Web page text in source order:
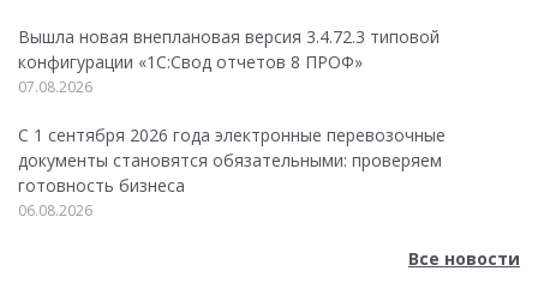
Вышла новая внеплановая версия 3.4.72.3 типовой
конфигурации «1C:Свод отчетов 8 ПРОФ»
07.08.2026
С 1 сентября 2026 года электронные перевозочные
документы становятся обязательными: проверяем
готовность бизнеса
06.08.2026
Все новости